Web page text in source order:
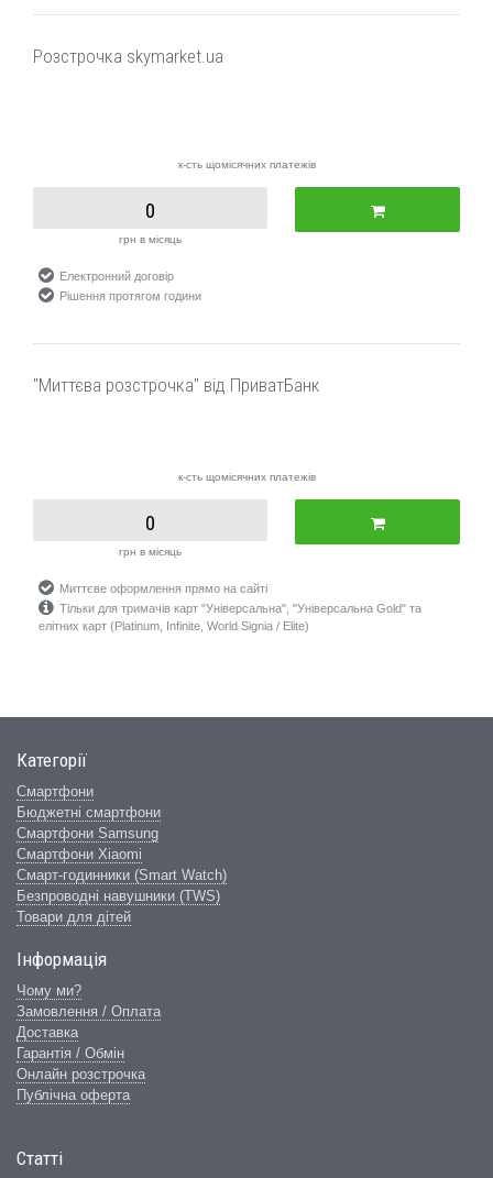
Розстрочка skymarket.ua
к-сть щомісячних платежів
0
грн в місяць
Електронний договір
Рішення протягом години
"Миттєва розстрочка" від ПриватБанк
к-сть щомісячних платежів
0
грн в місяць
Миттєве оформлення прямо на сайті
Тільки для тримачів карт "Універсальна", "Універсальна Gold" та
елітних карт (Platinum, Infinite, World Signia / Elite)
Категорії
Смартфони
Бюджетні смартфони
Смартфони Samsung
Смартфони Xiaomi
Смарт-годинники (Smart Watch)
Безпроводні навушники (TWS)
Товари для дітей
Інформація
Чому ми?
Замовлення / Оплата
Доставка
Гарантія / Обмін
Онлайн розстрочка
Публічна оферта
Статті